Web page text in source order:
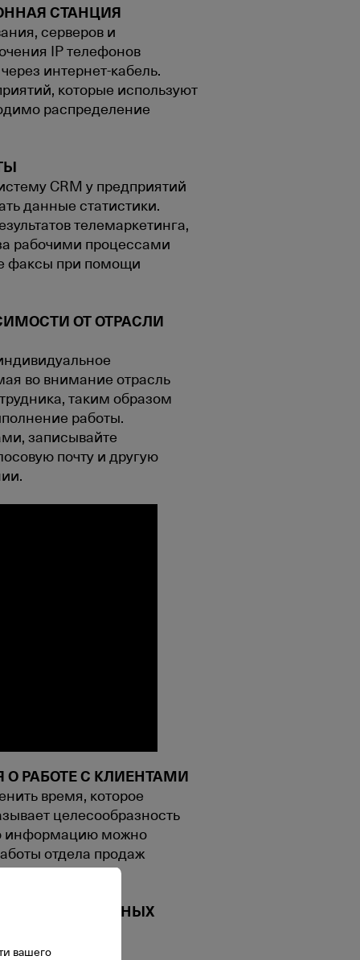
СТАНЦИЯ
серверов и
IP телефонов
интернет-кабель.
которые используют
распределение
CRM у предприятий
данные статистики.
телемаркетинга,
рабочими процессами
факсы при помощи
ОТ ОТРАСЛИ
во внимание отрасль
таким образом
работы.
записывайте
почту и другую
РАБОТЕ С КЛИЕНТАМИ
время, которое
целесообразность
информацию можно
отдела продаж
МОБИЛЬНЫХ
СИСТЕМУ
и
вашего